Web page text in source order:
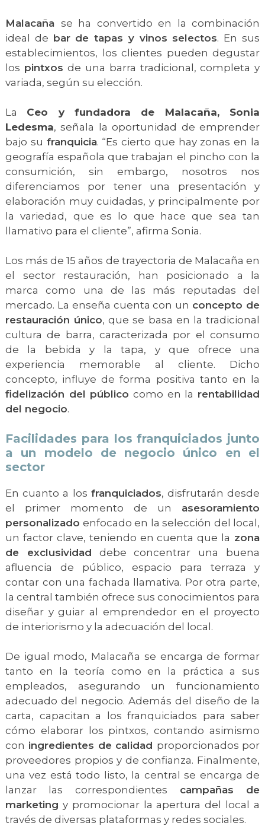
Malacaña se ha convertido en la combinación
ideal de bar de tapas y vinos selectos. En sus
establecimientos, los clientes pueden degustar
los pintxosde una barra tradicional, completa y
variada, según su elección.
La Ceo y fundadora de Malacaña, Sonia
Ledesma, señala la oportunidad de emprender
bajo su franquicia. “Es cierto que hay zonas en la
geografía española que trabajan el pincho con la
consumición, sin embargo, nosotros nos
diferenciamos por tener una presentación y
elaboración muy cuidadas, y principalmente por
la variedad, que es lo que hace que sea tan
llamativo para el cliente”, afirma Sonia.
Los más de 15 años de trayectoria de Malacaña en
el sector restauración, han posicionado a la
marca como una de las más reputadas del
mercado. La enseña cuenta con un concepto de
restauración único, que se basa en la tradicional
cultura de barra, caracterizada por el consumo
de la bebida y la tapa, y que ofrece una
experiencia memorable al cliente. Dicho
concepto, influye de forma positiva tanto en la
fidelización del público como en la rentabilidad
del negocio.
Facilidades para los franquiciados junto
a un modelo de negocio único en el
sector
En cuanto a los franquiciados, disfrutarán desde
el primer momento de un asesoramiento
personalizado enfocado en la selección del local,
un factor clave, teniendo en cuenta que la zona
de exclusividad debe concentrar una buena
afluencia de público, espacio para terraza y
contar con una fachada llamativa. Por otra parte,
la central también ofrece sus conocimientos para
diseñar y guiar al emprendedor en el proyecto
de interiorismo y la adecuación del local.
De igual modo, Malacaña se encarga de formar
tanto en la teoría como en la práctica a sus
empleados, asegurando un funcionamiento
adecuado del negocio. Además del diseño de la
carta, capacitan a los franquiciados para saber
cómo elaborar los pintxos, contando asimismo
con ingredientes de calidad proporcionados por
proveedores propios y de confianza. Finalmente,
una vez está todo listo, la central se encarga de
lanzar las correspondientes campañas de
marketing y promocionar la apertura del local a
través de diversas plataformas y redes sociales.